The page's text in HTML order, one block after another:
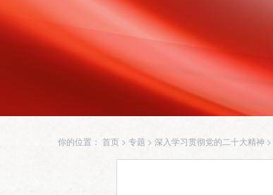
你的位置： 首页 > 专题 > 深入学习贯彻党的二十大精神 >